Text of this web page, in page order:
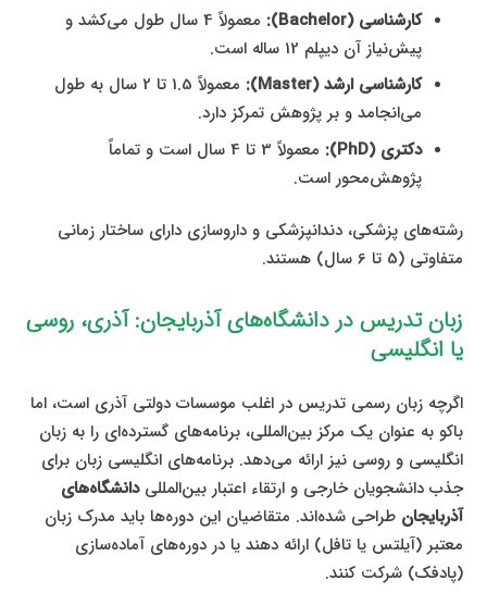
کارشناسی (Bachelor):
معمولاً 4 سال طول می‌کشد و
پیش‌نیاز آن دیپلم 12 ساله است.
کارشناسی ارشد (Master):
معمولاً 1.5 تا 2 سال به طول
می‌انجامد و بر پژوهش تمرکز دارد.
دکتری (PhD):
معمولاً 3 تا 4 سال است و تماماً
پژوهش‌محور است.
رشته‌های پزشکی، دندانپزشکی و داروسازی دارای ساختار زمانی
متفاوتی (5 تا 6 سال) هستند.
زبان تدریس در دانشگاه‌های آذربایجان: آذری، روسی
یا انگلیسی
اگرچه زبان رسمی تدریس در اغلب موسسات دولتی آذری است، اما
باکو به عنوان یک مرکز بین‌المللی، برنامه‌های گسترده‌ای را به زبان
انگلیسی و روسی نیز ارائه می‌دهد. برنامه‌های انگلیسی زبان برای
جذب دانشجویان خارجی و ارتقاء اعتبار بین‌المللیدانشگاه‌های
آذربایجان طراحی شده‌اند. متقاضیان این دوره‌ها باید مدرک زبان
معتبر (آیلتس یا تافل) ارائه دهند یا در دوره‌های آماده‌سازی
(پادفک) شرکت کنند.